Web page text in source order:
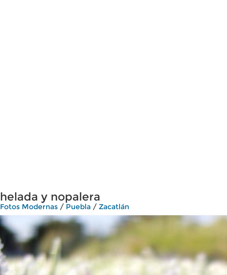
helada y nopalera
Fotos Modernas / Puebla / Zacatlán